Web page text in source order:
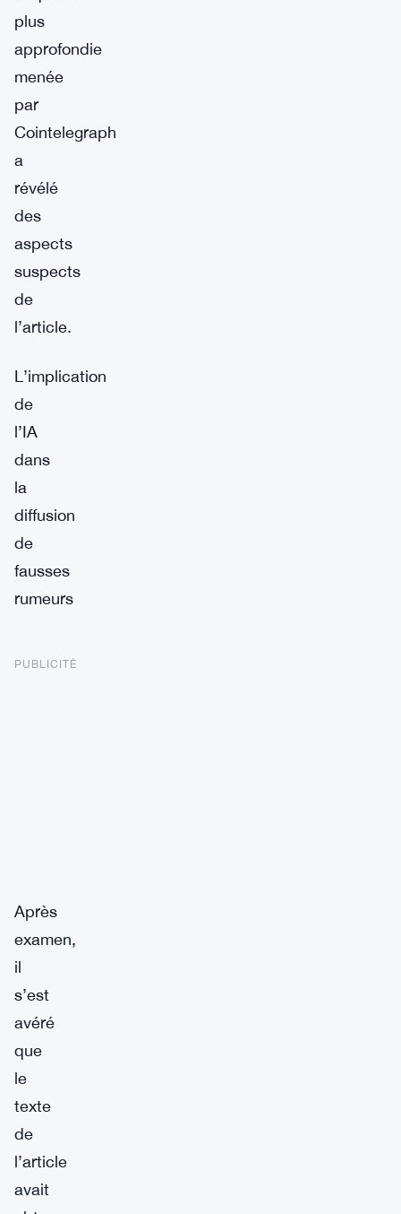
plus
approfondie
menée
par
Cointelegraph
a
révélé
des
aspects
suspects
de
l’article.
L’implication
de
l’IA
dans
la
diffusion
de
fausses
rumeurs
PUBLICITÉ
Après
examen,
il
s’est
avéré
que
le
texte
de
l’article
avait